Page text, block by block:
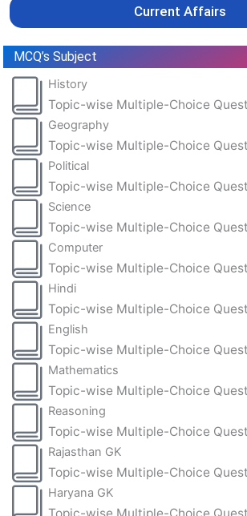
Current Affairs
MCQ’s Subject
History
Topic-wise Multiple-Choice
Geography
Topic-wise Multiple-Choice
Political
Topic-wise Multiple-Choice
Science
Topic-wise Multiple-Choice
Computer
Topic-wise Multiple-Choice
Hindi
Topic-wise Multiple-Choice
English
Topic-wise Multiple-Choice
Mathematics
Topic-wise Multiple-Choice
Reasoning
Topic-wise Multiple-Choice
Rajasthan GK
Topic-wise Multiple-Choice
Haryana GK
Topic-wise Multiple-Choice